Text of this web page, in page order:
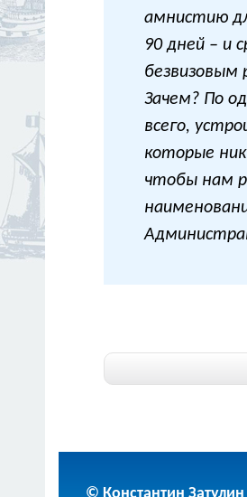
амнистию
90 дней – и
Зачем? По
всего,
которые
чтобы нам
© Константин